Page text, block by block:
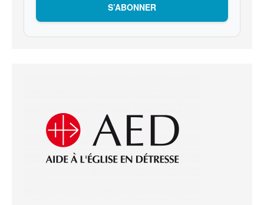
S’ABONNER